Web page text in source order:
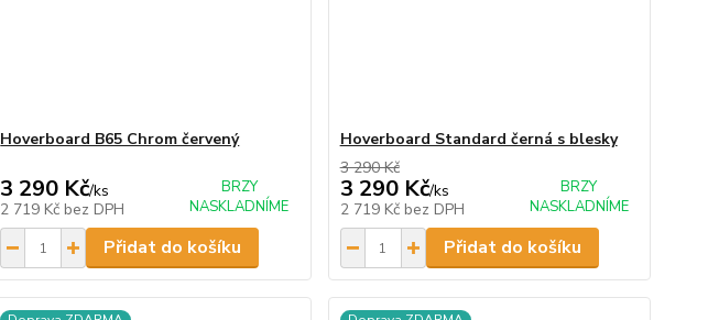
Hoverboard B65 Chrom červený
3 290 Kč/ks
2 719 Kč bez DPH
BRZY
NASKLADNÍME
Přidat do košíku
Hoverboard Standard černá s blesky
3 290 Kč
3 290 Kč/ks
2 719 Kč bez DPH
BRZY
NASKLADNÍME
Přidat do košíku